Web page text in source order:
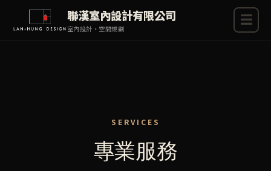
聯漢室內設計有限公司
室內設計・空間規劃
☰
SERVICES
專業服務